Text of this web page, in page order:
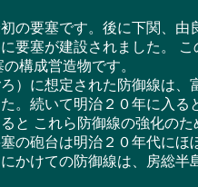
の要塞です。後に下関、由
要塞が建設されました。
構成営造物です。
）に想定された防御線は、
。続いて明治２０年に入る
と これら防御線の強化の
の砲台は明治２０年代にほ
かけての防御線は、房総